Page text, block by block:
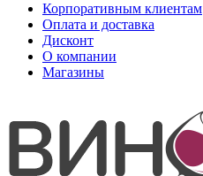
Корпоративным клиентам
Оплата и доставка
Дисконт
О компании
Магазины